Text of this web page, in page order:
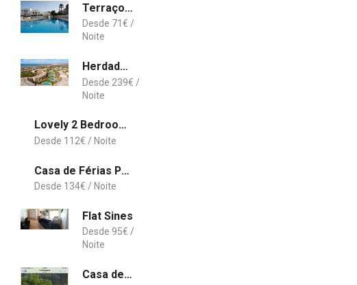
Terraço e Mar
71 €
Herdade dos Salgados Vila das Lagoas
239€
Lovely 2 Bedroom Home in Club Albufeira Resort
112€
Casa de Férias Paradise House Calheta
134€
Flat Sines
95€
Casa de Lemos